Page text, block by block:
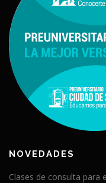
NOVEDADES
Clases de consulta para